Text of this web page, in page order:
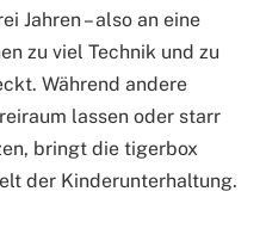
Jahren – also an eine
zu viel Technik und zu
Während andere
lassen oder starr
bringt die tigerbox
der Kinderunterhaltung.